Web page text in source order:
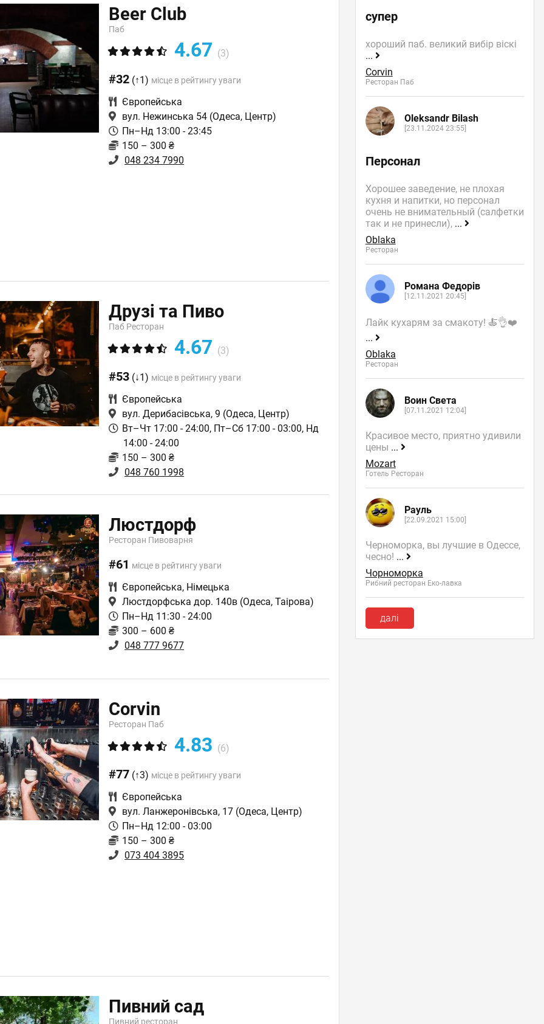
Beer Club
Паб
4.67 (3)
#32 (↑1) місце в рейтингу уваги
Європейська
вул. Нежинська 54 (Одеса, Центр)
Пн–Нд 13:00 - 23:45
150 – 300 ₴
048 234 7990
Друзі та Пиво
Паб Ресторан
4.67 (3)
#53 (↓1) місце в рейтингу уваги
Європейська
вул. Дерибасівська, 9 (Одеса, Центр)
Вт–Чт 17:00 - 24:00, Пт–Сб 17:00 - 03:00, Нд
14:00 - 24:00
150 – 300 ₴
048 760 1998
Люстдорф
Ресторан Пивоварня
#61 місце в рейтингу уваги
Європейська, Німецька
Люстдорфська дор. 140в (Одеса, Таірова)
Пн–Нд 11:30 - 24:00
300 – 600 ₴
048 777 9677
Corvin
Ресторан Паб
4.83 (6)
#77 (↑3) місце в рейтингу уваги
Європейська
вул. Ланжеронівська, 17 (Одеса, Центр)
Пн–Нд 12:00 - 03:00
150 – 300 ₴
073 404 3895
Пивний сад
Пивний ресторан
супер
хороший паб. великий вибір віскі
...
Corvin
Ресторан Паб
Oleksandr Bilash
[23.11.2024 23:55]
Персонал
Хорошее заведение, не плохая
кухня и напитки, но персонал
очень не внимательный (салфетки
так и не принесли), ...
Oblaka
Ресторан
Романа Федорів
[12.11.2021 20:45]
Лайк кухарям за смакоту! 🍝👌❤️
...
Oblaka
Ресторан
Воин Света
[07.11.2021 12:04]
Красивое место, приятно удивили
цены ...
Mozart
Готель Ресторан
Рауль
[22.09.2021 15:00]
Черноморка, вы лучшие в Одессе,
чесно! ...
Чорноморка
Рибний ресторан Еко-лавка
далі